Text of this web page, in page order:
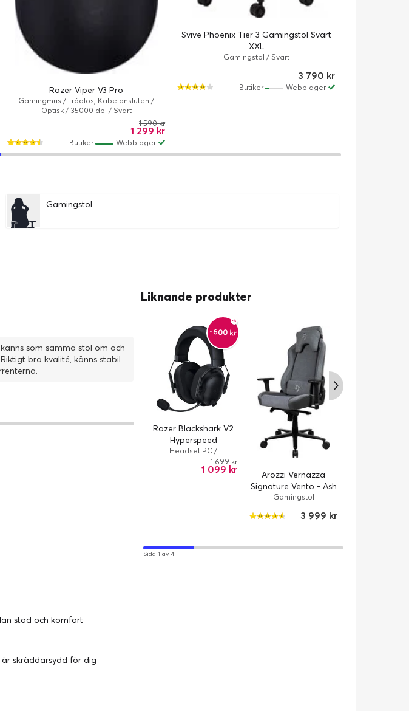
Razer Viper V3 Pro
Gamingmus / Trådlös, Kabelansluten /
Optisk / 35000 dpi / Svart
1 299 kr
1 590 kr
Webblager
Butiker
Svive Phoenix Tier 3 Gamingstol Svart
XXL
Gamingstol / Svart
3 790 kr
Webblager
Butiker
Gamingstol
som samma stol om och
bra kvalité, känns stabil
stöd och komfort
skräddarsydd för dig
Liknande produkter
-600 kr
Razer Blackshark V2
Hyperspeed
Headset PC /
Kabelansluten, Trådlös /
70 timme/timmar /
1 099 kr
1 699 kr
Arozzi Vernazza
Signature Vento - Ash
Gamingstol
3 999 kr
Sida 1 av 4